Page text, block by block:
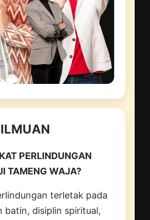
PERLINDUNGAN
TAMENG WAJA?
terletak pada
batin, disiplin spiritual,